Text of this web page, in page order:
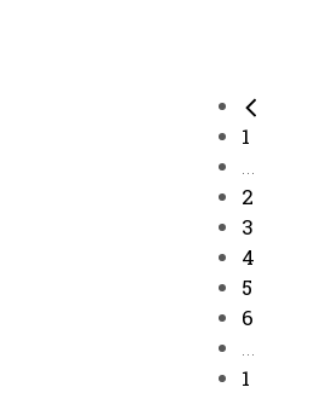
1
...
2
3
4
5
6
...
1